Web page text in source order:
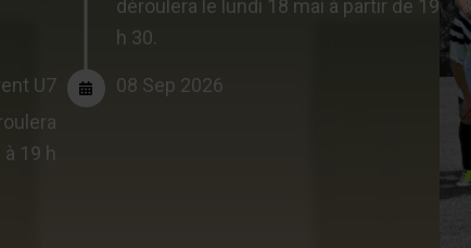
déroulera le lundi 18 mai à partir de 19
h 30.
U7
19 h
08 Sep 2026